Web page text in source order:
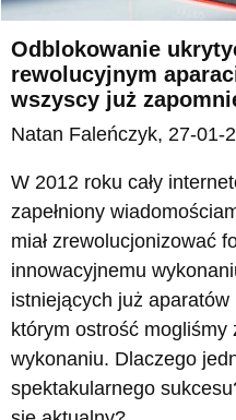
Odblokowanie
rewolucyjnym
wszyscy już
Natan Faleńczyk, 27-01-
W 2012 roku cały
zapełniony
miał zrewolucjonizować
innowacyjnemu
istniejących już aparatów
którym ostrość mogliśmy
wykonaniu. Dlaczego
spektakularnego